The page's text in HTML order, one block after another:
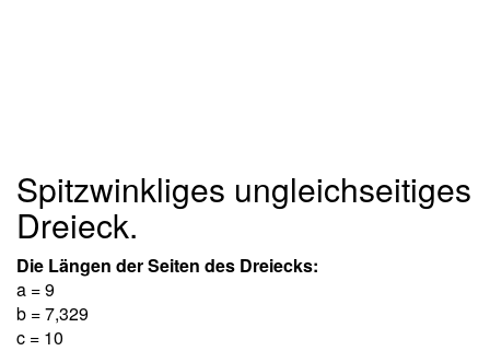
Spitzwinkliges ungleichseitiges
Dreieck.
Die Längen der Seiten des Dreiecks:
a = 9
b = 7,329
c = 10